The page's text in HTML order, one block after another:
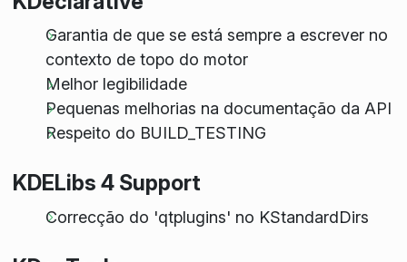
Garantia de que se está sempre a escrever no
contexto de topo do motor
Melhor legibilidade
Pequenas melhorias na documentação da API
Respeito do BUILD_TESTING
KDELibs 4 Support
Correcção do 'qtplugins' no KStandardDirs